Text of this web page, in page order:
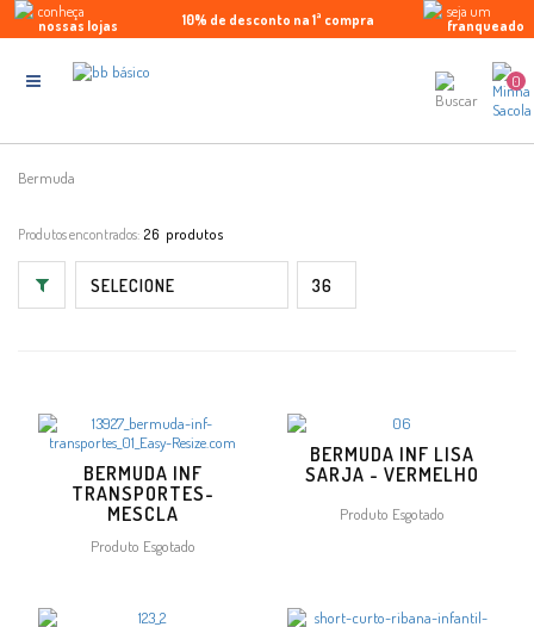
conheça
nossas lojas
10% de desconto na 1ª compra
Enviamos para todo Brasil
Parcele em até 5x sem juros
seja um
franqueado
0
Bermuda
Produtos encontrados: 26
BERMUDA INF
TRANSPORTES-
MESCLA
Produto Esgotado
BERMUDA INF LISA
SARJA - VERMELHO
Produto Esgotado